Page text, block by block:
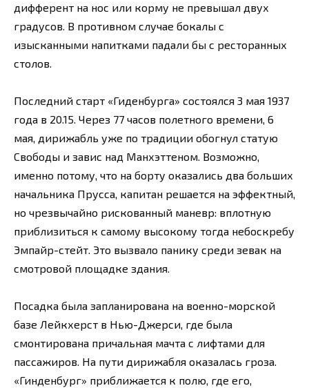
дифферент на нос или корму не превышал двух
градусов. В противном случае бокалы с
изысканными напитками падали бы с ресторанных
столов.
Последний старт «Гиденбурга» состоялся 3 мая 1937
года в 20.15. Через 77 часов полетного времени, 6
мая, дирижабль уже по традиции обогнул статую
Свободы и завис над Манхэттеном. Возможно,
именно потому, что на борту оказались два больших
начальника Прусса, капитан решается на эффектный,
но чрезвычайно рискованный маневр: вплотную
приблизиться к самому высокому тогда небоскребу
Эмпайр-стейт. Это вызвало панику среди зевак на
смотровой площадке здания.
Посадка была запланирована на военно-морской
базе Лейкхерст в Нью-Джерси, где была
смонтирована причальная мачта с лифтами для
пассажиров. На пути дирижабля оказалась гроза.
«Гинденбург» приближается к полю, где его,